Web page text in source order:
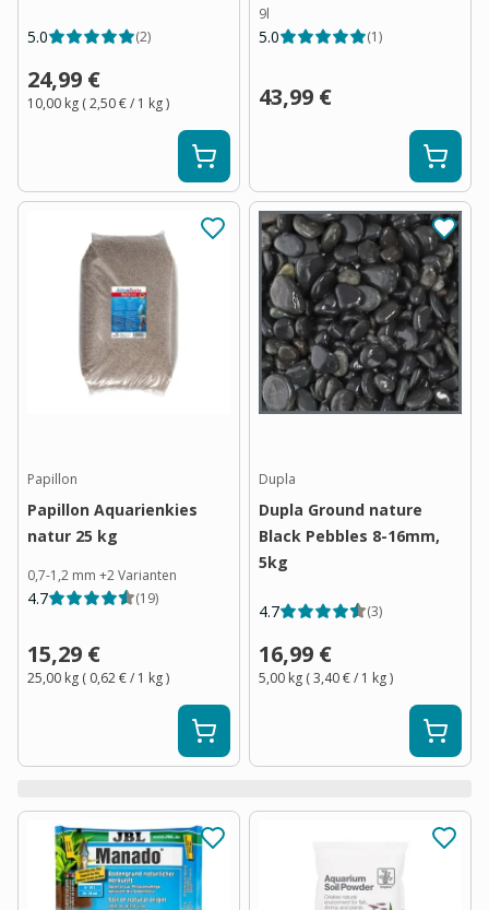
5.0 (2)
24,99 €
10,00 kg (2,50 €/ 1 kg)
9l
5.0 (1)
43,99 €
Papillon
Papillon Aquarienkies
natur 25 kg
0,7-1,2 mm +2Varianten
4.7 (19)
15,29 €
25,00 kg ( 0,62 €/ 1 kg)
Dupla
Dupla Ground nature
Black Pebbles 8-16mm,
5kg
4.7 (3)
16,99 €
5,00 kg (3,40 €/ 1 kg)